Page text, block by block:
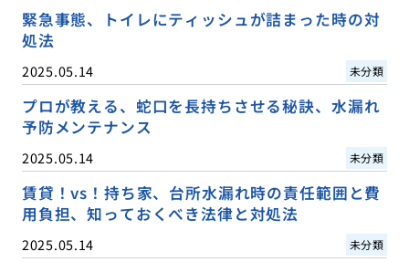
緊急事態、トイレにティッシュが詰まった時の対
処法
2025.05.14 未分類
プロが教える、蛇口を長持ちさせる秘訣、水漏れ
予防メンテナンス
2025.05.14 未分類
賃貸！vs！持ち家、台所水漏れ時の責任範囲と費
用負担、知っておくべき法律と対処法
2025.05.14 未分類